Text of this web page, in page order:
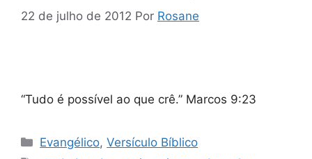
22 de julho de 2012 Por Rosane
“Tudo é possível ao que crê.” Marcos 9:23
Categorias
Evangélico,Versículo Bíblico